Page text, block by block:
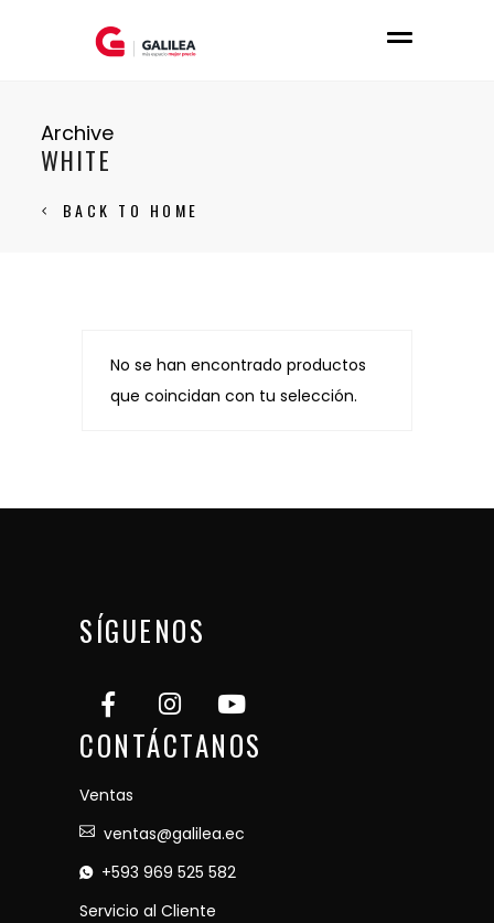
Archive
WHITE
BACK TO HOME
No se han encontrado productos
que coincidan con tu selección.
SÍGUENOS
CONTÁCTANOS
Ventas
ventas@galilea.ec
+593 969 525 582
Servicio al Cliente